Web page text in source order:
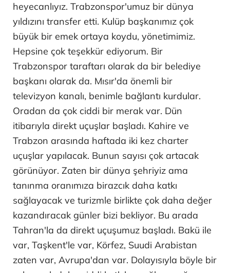
heyecanlıyız. Trabzonspor'umuz bir dünya
yıldızını transfer etti. Kulüp başkanımız çok
büyük bir emek ortaya koydu, yönetimimiz.
Hepsine çok teşekkür ediyorum. Bir
Trabzonspor taraftarı olarak da bir belediye
başkanı olarak da. Mısır'da önemli bir
televizyon kanalı, benimle bağlantı kurdular.
Oradan da çok ciddi bir merak var. Dün
itibarıyla direkt uçuşlar başladı. Kahire ve
Trabzon arasında haftada iki kez charter
uçuşlar yapılacak. Bunun sayısı çok artacak
görünüyor. Zaten bir dünya şehriyiz ama
tanınma oranımıza birazcık daha katkı
sağlayacak ve turizmle birlikte çok daha değer
kazandıracak günler bizi bekliyor. Bu arada
Tahran'la da direkt uçuşumuz başladı. Bakü ile
var, Taşkent'le var, Körfez, Suudi Arabistan
zaten var, Avrupa'dan var. Dolayısıyla böyle bir